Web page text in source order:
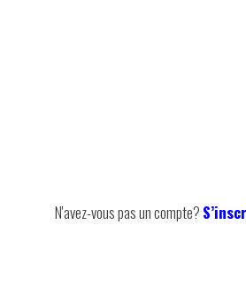
N'avez-vous pas un compte?